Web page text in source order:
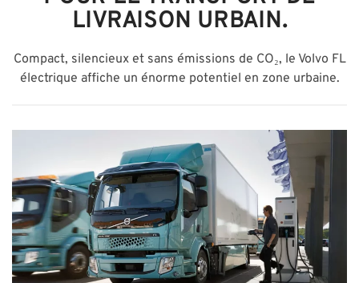
LIVRAISON URBAIN.
Compact, silencieux et sans émissions de CO₂, le Volvo FL
électrique affiche un énorme potentiel en zone urbaine.